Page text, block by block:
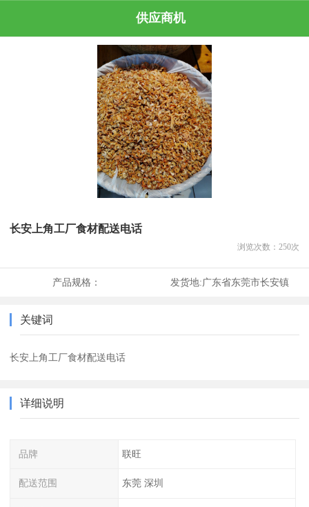
供应商机
长安上角工厂食材配送电话
浏览次数： 250次
产品规格： 发货地:广东省东莞市长安镇
关键词
长安上角工厂食材配送电话
详细说明
品牌 联旺
配送范围 东莞 深圳